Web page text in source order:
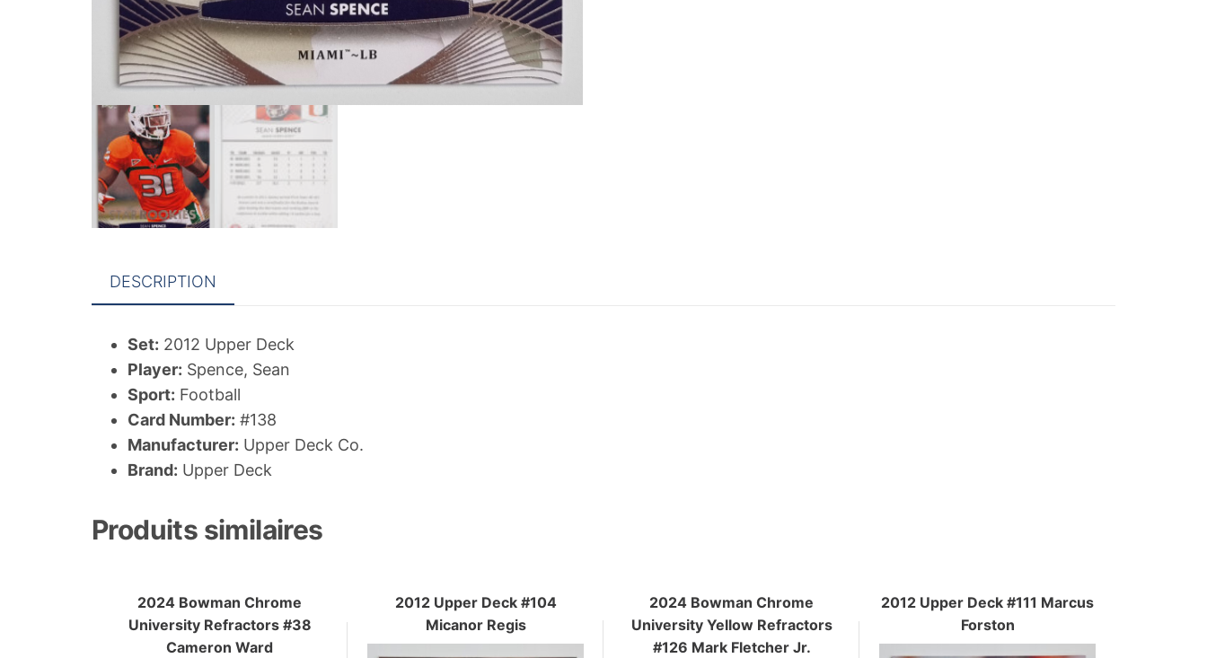
DESCRIPTION
Set: 2012 Upper Deck
Player: Spence, Sean
Sport: Football
Card Number: #138
Manufacturer: Upper Deck Co.
Brand: Upper Deck
Produits similaires
2024 Bowman Chrome
University Refractors #38
Cameron Ward
2012 Upper Deck #104
Micanor Regis
2024 Bowman Chrome
University Yellow Refractors
#126 Mark Fletcher Jr.
2012 Upper Deck #111 Marcus
Forston